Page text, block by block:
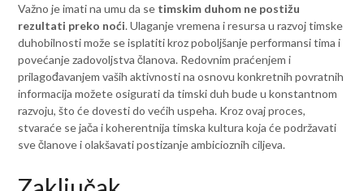
Važno je imati na umu da se timskim duhom ne postižu
rezultati preko noći. Ulaganje vremena i resursa u razvoj timske
duhobilnosti može se isplatiti kroz poboljšanje performansi tima i
povećanje zadovoljstva članova. Redovnim praćenjem i
prilagođavanjem vaših aktivnosti na osnovu konkretnih povratnih
informacija možete osigurati da timski duh bude u konstantnom
razvoju, što će dovesti do većih uspeha. Kroz ovaj proces,
stvaraće se jača i koherentnija timska kultura koja će podržavati
sve članove i olakšavati postizanje ambicioznih ciljeva.